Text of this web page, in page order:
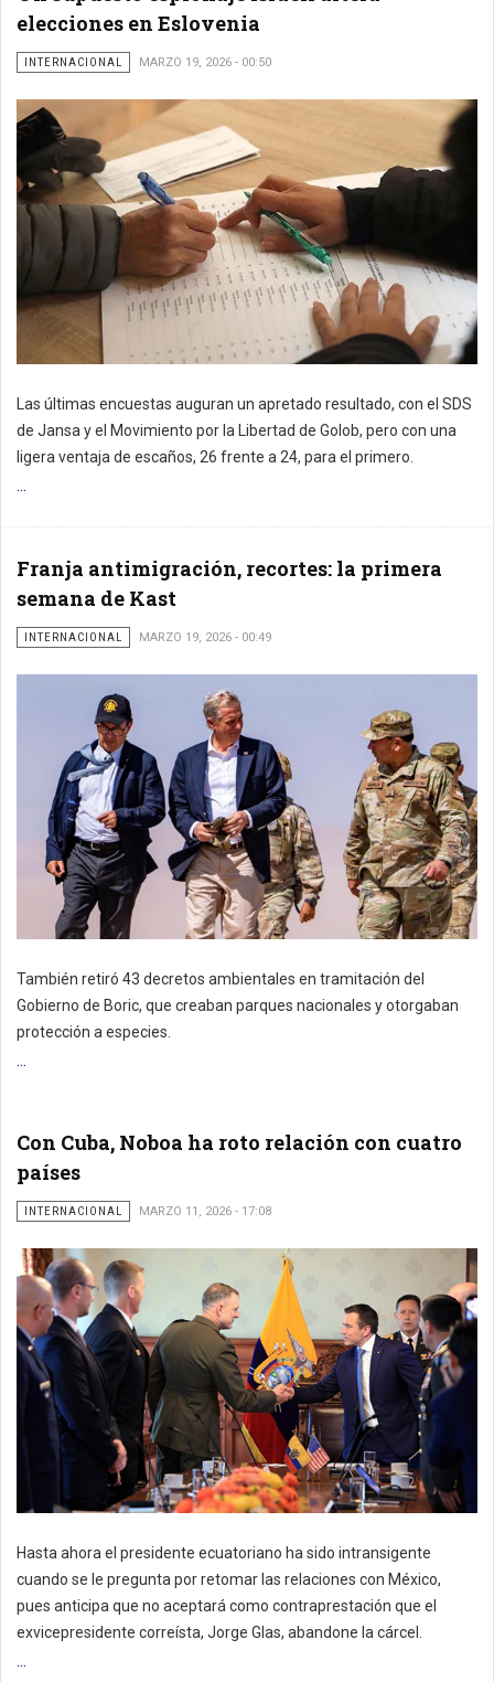
elecciones en Eslovenia
INTERNACIONAL MARZO 19, 2026 - 00:50
Las últimas encuestas auguran un apretado resultado, con el SDS
de Jansa y el Movimiento por la Libertad de Golob, pero con una
ligera ventaja de escaños, 26 frente a 24, para el primero.
...
Franja antimigración, recortes: la primera
semana de Kast
INTERNACIONAL MARZO 19, 2026 - 00:49
También retiró 43 decretos ambientales en tramitación del
Gobierno de Boric, que creaban parques nacionales y otorgaban
protección a especies.
...
Con Cuba, Noboa ha roto relación con cuatro
países
INTERNACIONAL MARZO 11, 2026 - 17:08
Hasta ahora el presidente ecuatoriano ha sido intransigente
cuando se le pregunta por retomar las relaciones con México,
pues anticipa que no aceptará como contraprestación que el
exvicepresidente correísta, Jorge Glas, abandone la cárcel.
...